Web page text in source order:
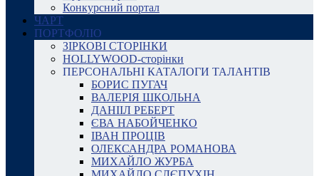
Конкурсний портал
ЧАРТ
ПОРТФОЛІО
ЗІРКОВІ СТОРІНКИ
HOLLYWOOD-сторінки
ПЕРСОНАЛЬНІ КАТАЛОГИ ТАЛАНТІВ
БОРИС ПУГАЧ
ВАЛЕРІЯ ШКОЛЬНА
ДАНІІЛ РЕБЕРТ
ЄВА НАБОЙЧЕНКО
ІВАН ПРОЦІВ
ОЛЕКСАНДРА РОМАНОВА
МИХАЙЛО ЖУРБА